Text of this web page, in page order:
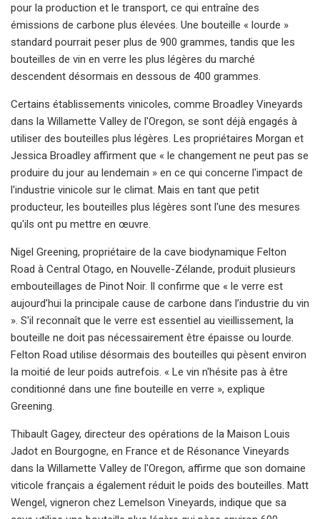
pour la production et le transport, ce qui entraîne des
émissions de carbone plus élevées. Une bouteille « lourde »
standard pourrait peser plus de 900 grammes, tandis que les
bouteilles de vin en verre les plus légères du marché
descendent désormais en dessous de 400 grammes.
Certains établissements vinicoles, comme Broadley Vineyards
dans la Willamette Valley de l'Oregon, se sont déjà engagés à
utiliser des bouteilles plus légères. Les propriétaires Morgan et
Jessica Broadley affirment que « le changement ne peut pas se
produire du jour au lendemain » en ce qui concerne l'impact de
l'industrie vinicole sur le climat. Mais en tant que petit
producteur, les bouteilles plus légères sont l'une des mesures
qu'ils ont pu mettre en œuvre.
Nigel Greening, propriétaire de la cave biodynamique Felton
Road à Central Otago, en Nouvelle-Zélande, produit plusieurs
embouteillages de Pinot Noir. Il confirme que « le verre est
aujourd’hui la principale cause de carbone dans l’industrie du vin
». S'il reconnaît que le verre est essentiel au vieillissement, la
bouteille ne doit pas nécessairement être épaisse ou lourde.
Felton Road utilise désormais des bouteilles qui pèsent environ
la moitié de leur poids autrefois. « Le vin n'hésite pas à être
conditionné dans une fine bouteille en verre », explique
Greening.
Thibault Gagey, directeur des opérations de la Maison Louis
Jadot en Bourgogne, en France et de Résonance Vineyards
dans la Willamette Valley de l'Oregon, affirme que son domaine
viticole français a également réduit le poids des bouteilles. Matt
Wengel, vigneron chez Lemelson Vineyards, indique que sa